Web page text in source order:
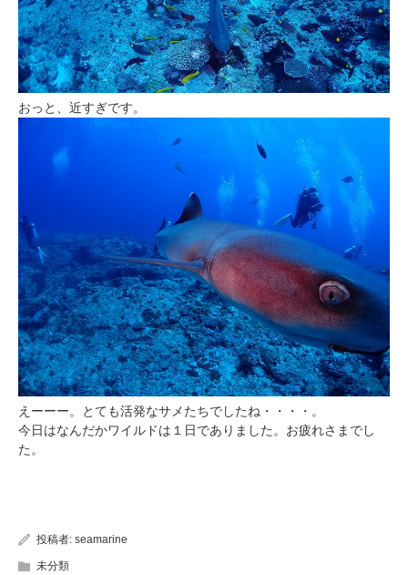
おっと、近すぎです。
えーーー。とても活発なサメたちでしたね・・・・。
今日はなんだかワイルドは１日でありました。お疲れさまでし
た。
投稿者: seamarine
未分類